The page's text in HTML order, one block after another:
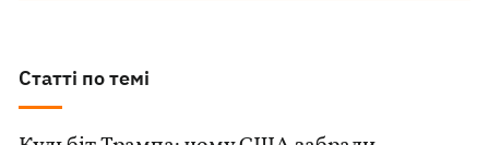
Статті по темі